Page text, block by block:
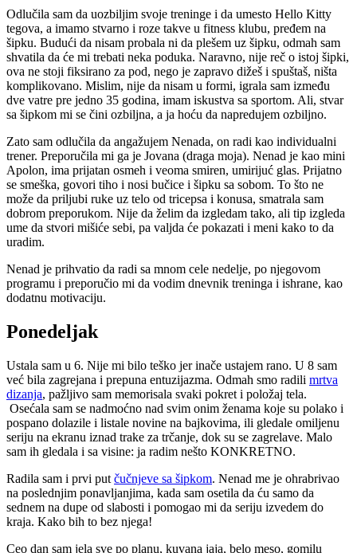
Odlučila sam da uozbiljim svoje treninge i da umesto Hello Kitty
tegova, a imamo stvarno i roze takve u fitness klubu, pređem na
šipku. Budući da nisam probala ni da plešem uz šipku, odmah sam
shvatila da će mi trebati neka poduka. Naravno, nije reč o istoj šipki,
ova ne stoji fiksirano za pod, nego je zapravo dižeš i spuštaš, ništa
komplikovano. Mislim, nije da nisam u formi, igrala sam između
dve vatre pre jedno 35 godina, imam iskustva sa sportom. Ali, stvar
sa šipkom mi se čini ozbiljna, a ja hoću da napredujem ozbiljno.
Zato sam odlučila da angažujem Nenada, on radi kao individualni
trener. Preporučila mi ga je Jovana (draga moja). Nenad je kao mini
Apolon, ima prijatan osmeh i veoma smiren, umirijuć glas. Prijatno
se smeška, govori tiho i nosi bučice i šipku sa sobom. To što ne
može da priljubi ruke uz telo od tricepsa i konusa, smatrala sam
dobrom preporukom. Nije da želim da izgledam tako, ali tip izgleda
ume da stvori mišiće sebi, pa valjda će pokazati i meni kako to da
uradim.
Nenad je prihvatio da radi sa mnom cele nedelje, po njegovom
programu i preporučio mi da vodim dnevnik treninga i ishrane, kao
dodatnu motivaciju.
Ponedeljak
Ustala sam u 6. Nije mi bilo teško jer inače ustajem rano. U 8 sam
već bila zagrejana i prepuna entuzijazma. Odmah smo radili mrtva
dizanja, pažljivo sam memorisala svaki pokret i položaj tela.
Osećala sam se nadmoćno nad svim onim ženama koje su polako i
pospano dolazile i listale novine na bajkovima, ili gledale omiljenu
seriju na ekranu iznad trake za trčanje, dok su se zagrelave. Malo
sam ih gledala i sa visine: ja radim nešto KONKRETNO.
Radila sam i prvi put čučnjeve sa šipkom. Nenad me je ohrabrivao
na poslednjim ponavljanjima, kada sam osetila da ću samo da
sednem na dupe od slabosti i pomogao mi da seriju izvedem do
kraja. Kako bih to bez njega!
Ceo dan sam jela sve po planu, kuvana jaja, belo meso, gomilu